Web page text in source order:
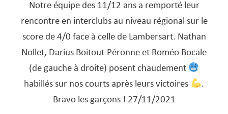
Notre équipe des 11/12 ans a remporté leur
rencontre en interclubs au niveau régional sur le
score de 4/0 face à celle de Lambersart. Nathan
Nollet, Darius Boitout-Péronne et Roméo Bocale
(de gauche à droite) posent chaudement
habillés sur nos courts après leurs victoires
.
Bravo les garçons ! 27/11/2021